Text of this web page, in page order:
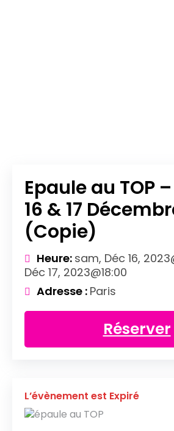
Epaule au TOP
16 & 17
(Copie)
Heure: sam, Déc 16,
Déc 17, 2023@18:00
Adresse : Paris
Réserver
L’évènement est Expiré